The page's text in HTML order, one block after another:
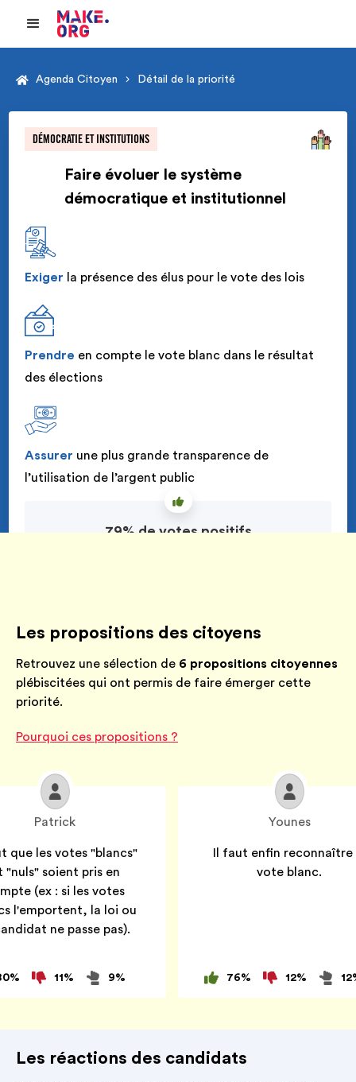
DÉMOCRATIE ET INSTITUTIONS
Faire évoluer le système
démocratique et institutionnel
Exiger la présence des élus pour le vote des lois
Prendre en compte le vote blanc dans le résultat
des élections
Assurer une plus grande transparence de
l’utilisation de l’argent public
79% de votes positifs
Agenda Citoyen Détail de la priorité
Les propositions des citoyens
Retrouvez une sélection de 6 propositions citoyennes
plébiscitées qui ont permis de faire émerger cette
priorité.
Pourquoi ces propositions ?
Patrick
que les votes "blancs"
"nuls" soient pris en
(ex : si les votes
l'emportent, la loi ou
ne passe pas).
% 11 % 9%
Younes
Il faut enfin reconnaître
vote blanc.
76% 12% 12
Les réactions des candidats